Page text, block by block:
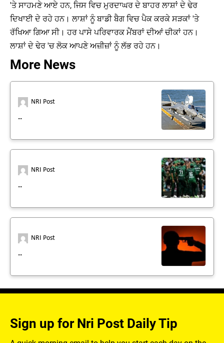
'ਤੇ ਸਾਹਮਣੇ ਆਏ ਹਨ, ਜਿਸ ਵਿਚ ਮੁਰਦਾਘਰ ਦੇ ਬਾਹਰ ਲਾਸ਼ਾਂ ਦੇ ਢੇਰ
ਦਿਖਾਈ ਦੇ ਰਹੇ ਹਨ। ਲਾਸ਼ਾਂ ਨੂੰ ਬਾਡੀ ਬੈਗ ਵਿਚ ਪੈਕ ਕਰਕੇ ਸੜਕਾਂ 'ਤੇ
ਰੱਖਿਆ ਗਿਆ ਸੀ। ਹਰ ਪਾਸੇ ਪਰਿਵਾਰਕ ਮੈਂਬਰਾਂ ਦੀਆਂ ਚੀਕਾਂ ਹਨ।
ਲਾਸ਼ਾਂ ਦੇ ਢੇਰ 'ਚ ਲੋਕ ਆਪਣੇ ਅਜ਼ੀਜ਼ਾਂ ਨੂੰ ਲੱਭ ਰਹੇ ਹਨ।
More News
NRI Post
..
NRI Post
..
NRI Post
..
Sign up for Nri Post Daily Tip